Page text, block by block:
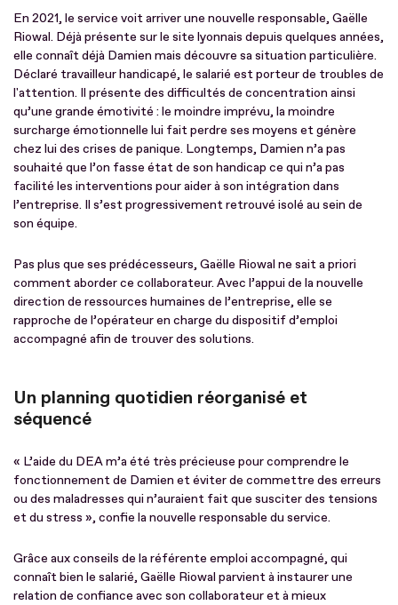
En 2021, le service voit arriver une nouvelle responsable, Gaëlle
Riowal. Déjà présente sur le site lyonnais depuis quelques années,
elle connaît déjà Damien mais découvre sa situation particulière.
Déclaré travailleur handicapé, le salarié est porteur de troubles de
l'attention. Il présente des difficultés de concentration ainsi
qu’une grande émotivité : le moindre imprévu, la moindre
surcharge émotionnelle lui fait perdre ses moyens et génère
chez lui des crises de panique. Longtemps, Damien n’a pas
souhaité que l’on fasse état de son handicap ce qui n’a pas
facilité les interventions pour aider à son intégration dans
l’entreprise. Il s’est progressivement retrouvé isolé au sein de
son équipe.
Pas plus que ses prédécesseurs, Gaëlle Riowal ne sait a priori
comment aborder ce collaborateur. Avec l’appui de la nouvelle
direction de ressources humaines de l’entreprise, elle se
rapproche de l’opérateur en charge du dispositif d’emploi
accompagné afin de trouver des solutions.
Un planning quotidien réorganisé et
séquencé
« L’aide du DEA m’a été très précieuse pour comprendre le
fonctionnement de Damien et éviter de commettre des erreurs
ou des maladresses qui n’auraient fait que susciter des tensions
et du stress », confie la nouvelle responsable du service.
Grâce aux conseils de la référente emploi accompagné, qui
connaît bien le salarié, Gaëlle Riowal parvient à instaurer une
relation de confiance avec son collaborateur et à mieux